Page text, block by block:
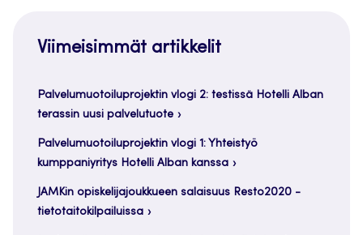
Viimeisimmät artikkelit
Palvelumuotoiluprojektin vlogi 2: testissä Hotelli Alban
terassin uusi palvelutuote
Palvelumuotoiluprojektin vlogi 1: Yhteistyö
kumppaniyritys Hotelli Alban kanssa
JAMKin opiskelijajoukkueen salaisuus Resto2020 -
tietotaitokilpailuissa